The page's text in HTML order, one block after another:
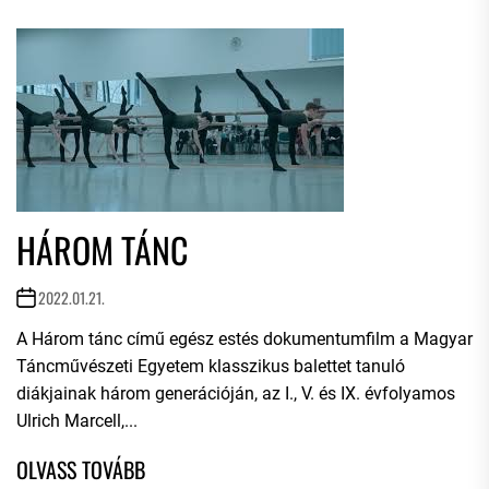
HÁROM TÁNC
2022.01.21.
A Három tánc című egész estés dokumentumfilm a Magyar
Táncművészeti Egyetem klasszikus balettet tanuló
diákjainak három generációján, az I., V. és IX. évfolyamos
Ulrich Marcell,...